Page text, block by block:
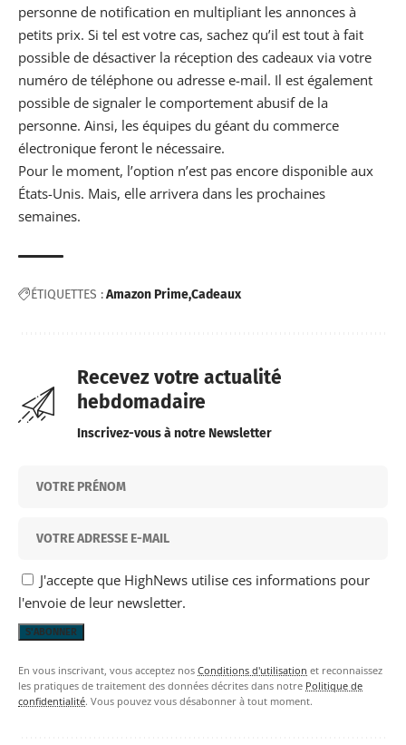
personne de notification en multipliant les annonces à
petits prix. Si tel est votre cas, sachez qu’il est tout à fait
possible de désactiver la réception des cadeaux via votre
numéro de téléphone ou adresse e-mail. Il est également
possible de signaler le comportement abusif de la
personne. Ainsi, les équipes du géant du commerce
électronique feront le nécessaire.
Pour le moment, l’option n’est pas encore disponible aux
États-Unis. Mais, elle arrivera dans les prochaines
semaines.
ÉTIQUETTES :Amazon PrimeCadeaux
Recevez votre actualité
hebdomadaire
Inscrivez-vous à notre Newsletter
J'accepte que HighNews utilise ces informations pour
l'envoie de leur newsletter.
En vous inscrivant, vous acceptez nos Conditions d'utilisation et reconnaissez
les pratiques de traitement des données décrites dans notre Politique de
confidentialité. Vous pouvez vous désabonner à tout moment.